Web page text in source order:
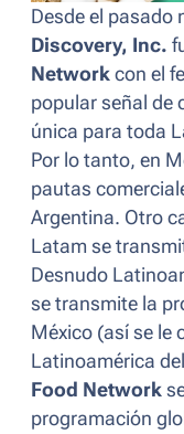
Desde el pasado
Discovery, Inc.
Network con el
popular señal de
única para toda
Por lo tanto, en
pautas
Argentina. Otro
Latam se
Desnudo
se transmite la
México (así se le
Latinoamérica
Food Network
programación